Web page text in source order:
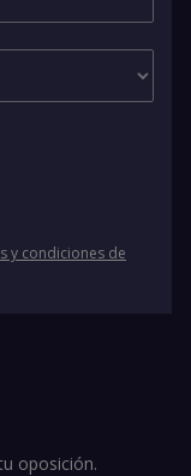
y condiciones de
oposición.